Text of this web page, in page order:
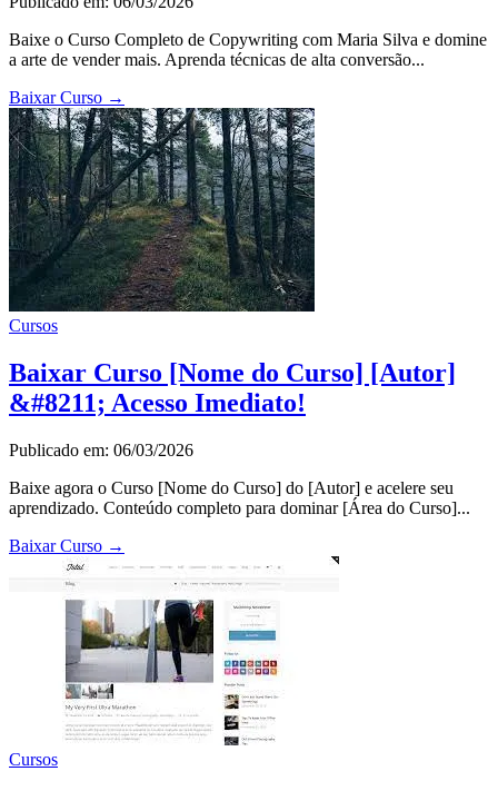
Baixe o Curso Completo de Copywriting com Maria Silva e domine
a arte de vender mais. Aprenda técnicas de alta conversão...
Baixar Curso →
Cursos
Baixar Curso [Nome do Curso] [Autor]
&#8211; Acesso Imediato!
Publicado em: 06/03/2026
Baixe agora o Curso [Nome do Curso] do [Autor] e acelere seu
aprendizado. Conteúdo completo para dominar [Área do Curso]...
Baixar Curso →
Cursos